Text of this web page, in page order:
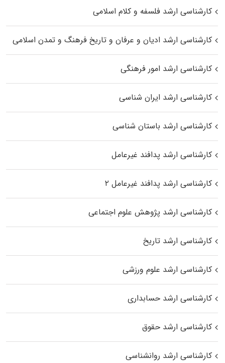
کارشناسی ارشد فلسفه و کلام اسلامی
کارشناسی ارشد ادیان و عرفان و تاریخ فرهنگ و تمدن اسلامی
کارشناسی ارشد امور فرهنگی
کارشناسی ارشد ایران شناسی
کارشناسی ارشد باستان شناسی
کارشناسی ارشد پدافند غیرعامل
کارشناسی ارشد پدافند غیرعامل ۲
کارشناسی ارشد پژوهش علوم اجتماعی
کارشناسی ارشد تاریخ
کارشناسی ارشد علوم ورزشی
کارشناسی ارشد حسابداری
کارشناسی ارشد حقوق
کارشناسی ارشد روانشناسی